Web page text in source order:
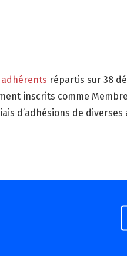
adhérents répartis sur 38
inscrits comme
d’adhésions de diverses